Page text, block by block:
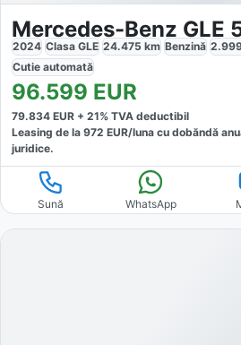
2024 Clasa GLE 24.475 km Benzină
Cutie automată
96.599 EUR
79.834 EUR + 21% TVA deductibil
Leasing de la 972 EUR/luna cu dobăndă
juridice.
Sună WhatsApp